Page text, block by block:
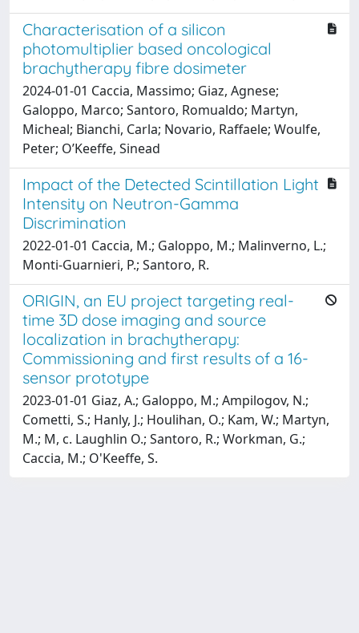
Characterisation of a silicon
photomultiplier based oncological
brachytherapy fibre dosimeter
2024-01-01 Caccia, Massimo; Giaz, Agnese;
Galoppo, Marco; Santoro, Romualdo; Martyn,
Micheal; Bianchi, Carla; Novario, Raffaele; Woulfe,
Peter; O’Keeffe, Sinead
Impact of the Detected Scintillation Light
Intensity on Neutron-Gamma
Discrimination
2022-01-01 Caccia, M.; Galoppo, M.; Malinverno, L.;
Monti-Guarnieri, P.; Santoro, R.
ORIGIN, an EU project targeting real-
time 3D dose imaging and source
localization in brachytherapy:
Commissioning and first results of a 16-
sensor prototype
2023-01-01 Giaz, A.; Galoppo, M.; Ampilogov, N.;
Cometti, S.; Hanly, J.; Houlihan, O.; Kam, W.; Martyn,
M.; M, c. Laughlin O.; Santoro, R.; Workman, G.;
Caccia, M.; O'Keeffe, S.